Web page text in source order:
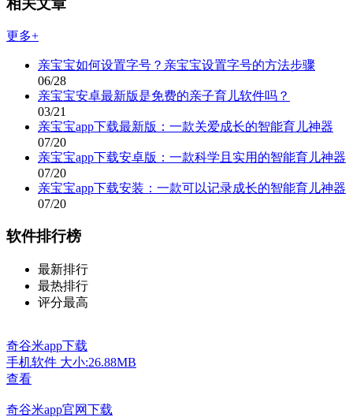
更多+
亲宝宝如何设置字号？亲宝宝设置字号的方法步骤
06/28
亲宝宝安卓最新版是免费的亲子育儿软件吗？
03/21
亲宝宝app下载最新版：一款关爱成长的智能育儿神器
07/20
亲宝宝app下载安卓版：一款科学且实用的智能育儿神器
07/20
亲宝宝app下载安装：一款可以记录成长的智能育儿神器
07/20
软件排行榜
最新排行
最热排行
评分最高
奇谷米app下载
手机软件 大小:26.88MB
查看
奇谷米app官网下载